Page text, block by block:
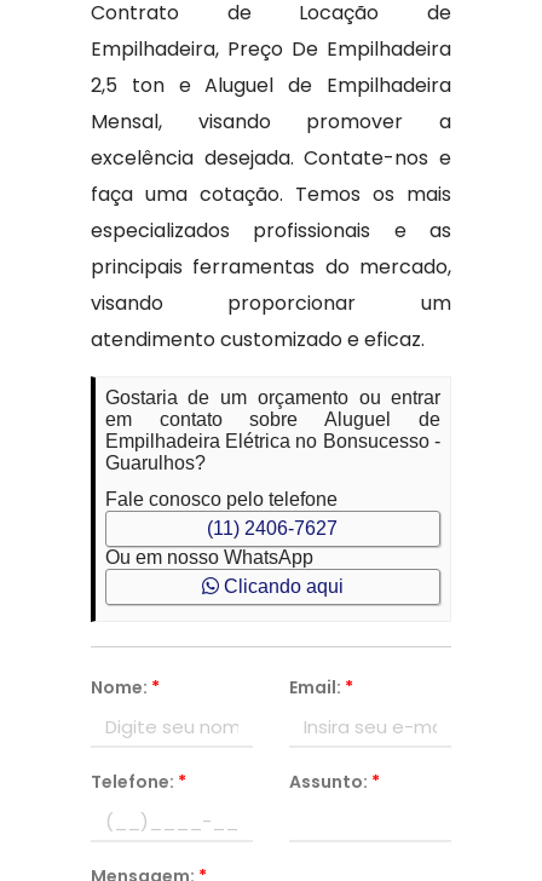
Contrato de Locação de
Empilhadeira, Preço De Empilhadeira
2,5 ton e Aluguel de Empilhadeira
Mensal, visando promover a
excelência desejada. Contate-nos e
faça uma cotação. Temos os mais
especializados profissionais e as
principais ferramentas do mercado,
visando proporcionar um
atendimento customizado e eficaz.
Gostaria de um orçamento ou entrar
em contato sobre Aluguel de
Empilhadeira Elétrica no Bonsucesso -
Guarulhos?
Fale conosco pelo telefone
(11) 2406-7627
Ou em nosso WhatsApp
Clicando aqui
Nome: * Email: *
Telefone: * Assunto: *
Mensagem: *